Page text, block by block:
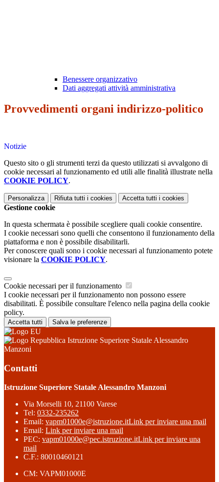
Benessere organizzativo
Dati aggregati attività amministrativa
Provvedimenti organi indirizzo-politico
Notizie
Questo sito o gli strumenti terzi da questo utilizzati si avvalgono di
cookie necessari al funzionamento ed utili alle finalità illustrate nella
COOKIE POLICY.
Personalizza Rifiuta tutti i cookies Accetta tutti i cookies
Gestione cookie
In questa schermata è possibile scegliere quali cookie consentire.
I cookie necessari sono quelli che consentono il funzionamento della
piattaforma e non è possibile disabilitarli.
Per conoscere quali sono i cookie necessari al funzionamento potete
visionare la COOKIE POLICY.
Cookie necessari per il funzionamento
I cookie necessari per il funzionamento non possono essere
disabilitati. È possibile consultare l'elenco nella pagina della cookie
policy.
Accetta tutti Salva le preferenze
Istruzione Superiore Statale Alessandro
Manzoni
Contatti
Istruzione Superiore Statale Alessandro Manzoni
Via Morselli 10, 21100 Varese
Tel: 0332-235262
Email: vapm01000e@istruzione.itLink per inviare una mail
Email: Link per inviare una mail
PEC: vapm01000e@pec.istruzione.itLink per inviare una
mail
C.F.: 80010460121
CM: VAPM01000E